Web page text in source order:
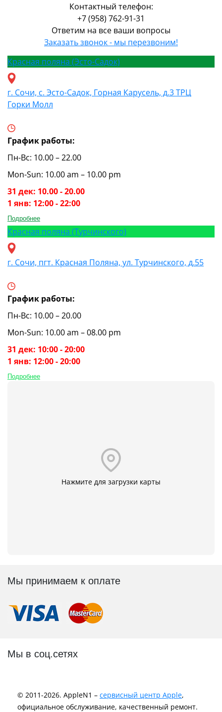
Контактный телефон:
+7 (958) 762-91-31
Ответим на все ваши вопросы
Заказать звонок - мы перезвоним!
Красная поляна (Эсто-Садок)
г. Сочи, с. Эсто-Садок, Горная Карусель, д.3 ТРЦ
Горки Молл
График работы:
Пн-Вс: 10.00 – 22.00
Mon-Sun: 10.00 am – 10.00 pm
31 дек: 10.00 - 20.00
1 янв: 12:00 - 22:00
Подробнее
Красная поляна (Турчинского)
г. Сочи, пгт. Красная Поляна, ул. Турчинского, д.55
График работы:
Пн-Вс: 10.00 – 20.00
Mon-Sun: 10.00 am – 08.00 pm
31 дек: 10:00 - 20:00
1 янв: 12:00 - 20:00
Подробнее
Нажмите для загрузки карты
Мы принимаем к оплате
Мы в соц.сетях
© 2011-2026. AppleN1 – сервисный центр Apple,
официальное обслуживание, качественный ремонт.